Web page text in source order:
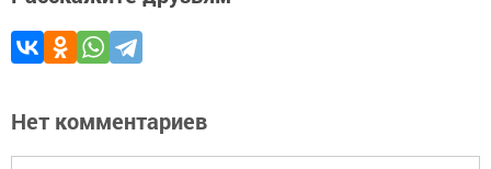
Нет комментариев